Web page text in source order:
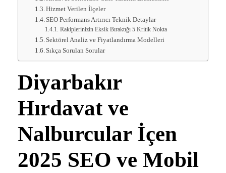
Hizmet Verilen İlçeler
SEO Performans Artırıcı Teknik Detaylar
Rakiplerinizin Eksik Bıraktığı 5 Kritik Nokta
Sektörel Analiz ve Fiyatlandırma Modelleri
Sıkça Sorulan Sorular
Diyarbakır
Hırdavat ve
Nalburcular İçen
2025 SEO ve Mobil